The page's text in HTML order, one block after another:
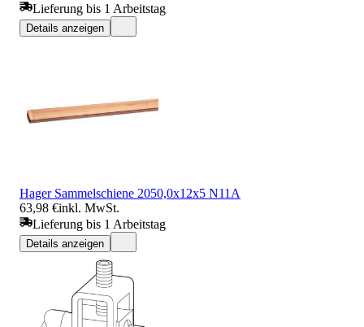
Lieferung bis 1 Arbeitstag
Details anzeigen
Hager Sammelschiene 2050,0x12x5 N11A
63,98 €inkl. MwSt.
Lieferung bis 1 Arbeitstag
Details anzeigen